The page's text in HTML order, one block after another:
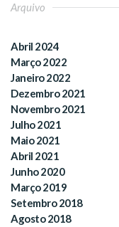
Arquivo
Abril 2024
Março 2022
Janeiro 2022
Dezembro 2021
Novembro 2021
Julho 2021
Maio 2021
Abril 2021
Junho 2020
Março 2019
Setembro 2018
Agosto 2018